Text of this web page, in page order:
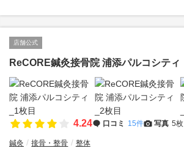
店舗公式
ReCORE鍼灸接骨院 浦添パルコシティ
4.24 口コミ 15件 写真 5枚
鍼灸 接骨・整骨 整体